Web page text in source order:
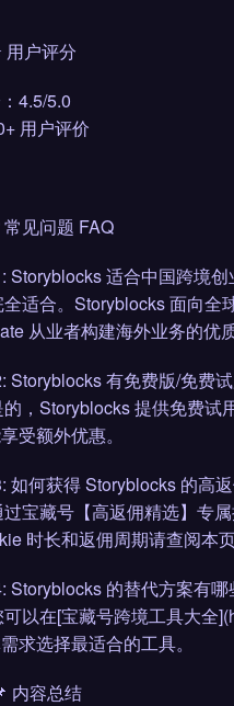
用户评分
4.5/5.0
用户评价
常见问题 FAQ
Storyblocks 适合中国跨境
全适合。Storyblocks 面向全
从业者构建海外业务的优质
Storyblocks 有免费版/免费
的，Storyblocks 提供免费试
受额外优惠。
如何获得 Storyblocks 的高
宝藏号【高返佣精选】专
时长和返佣周期请查阅本
Storyblocks 的替代方案有哪
以在[宝藏号跨境工具大全
求选择最适合的工具。
内容总结